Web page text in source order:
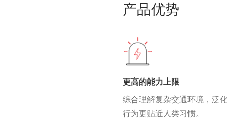
产品优势
更高的能力上限
综合理解复杂交通环境，泛
行为更贴近人类习惯。